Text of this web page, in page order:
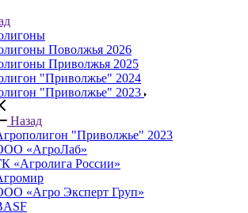
Поволжья 2026
Приволжья 2025
"Приволжье" 2024
"Приволжье" 2023
Назад
"Приволжье" 2023
«АгроЛаб»
«Агролига России»
«Агро Эксперт Груп»